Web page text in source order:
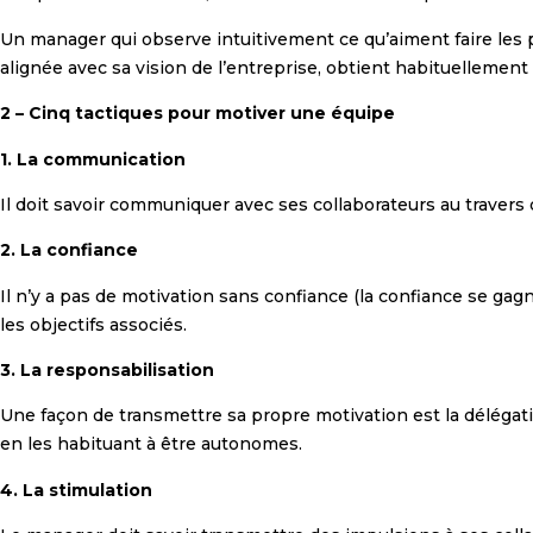
Un manager qui observe intuitivement ce qu’aiment faire les
alignée avec sa vision de l’entreprise, obtient
2 – Cinq tactiques pour motiver une équipe
1. La communication
Il doit savoir communiquer avec ses collaborateurs au
2. La confiance
Il n’y a pas de motivation sans confiance (la confiance se
les objectifs associés.
3. La responsabilisation
Une façon de transmettre sa propre motivation est la
en les habituant à être autonomes.
4. La stimulation